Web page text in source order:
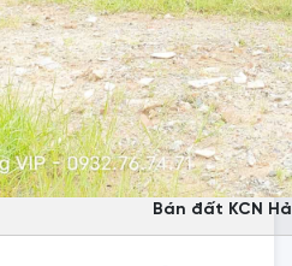
Bán đất KCN